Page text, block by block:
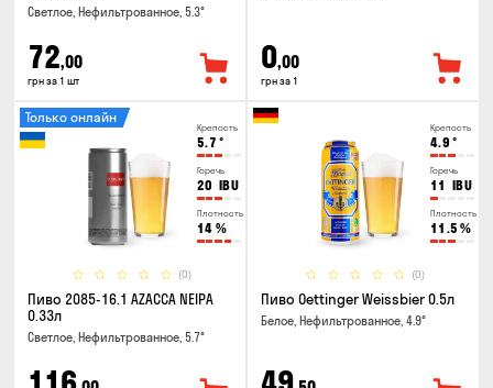
Светлое, Нефильтрованное, 5.3°
72,00
грн за 1 шт
0,00
грн за 1
Крепость
5.7 °
Горечь
20 IBU
Плотность
14 %
(0)
Только онлайн
Пиво 2085-16.1 AZACCA NEIPA
0.33л
Светлое, Нефильтрованное, 5.7°
Крепость
4.9 °
Горечь
11 IBU
Плотность
11.5 %
(0)
Пиво Oettinger Weissbier 0.5л
Белое, Нефильтрованное, 4.9°